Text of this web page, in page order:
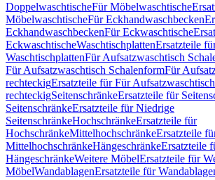
DoppelwaschtischeFür Möbelwaschtische
MöbelwaschtischeFür Eckhandwaschbecken
EckhandwaschbeckenFür Eckwaschtische
EckwaschtischeWaschtischplattenErsatzteile
WaschtischplattenFür Aufsatzwaschtisch
Für Aufsatzwaschtisch SchalenformFür
rechteckigErsatzteile für Für Aufsatzwaschtisch
rechteckigSeitenschränkeErsatzteile für
SeitenschränkeErsatzteile für Niedrige
SeitenschränkeHochschränkeErsatzteile für
HochschränkeMittelhochschränkeErsatzteile
MittelhochschränkeHängeschränkeErsatzteile
HängeschränkeWeitere MöbelErsatzteile für
MöbelWandablagenErsatzteile für